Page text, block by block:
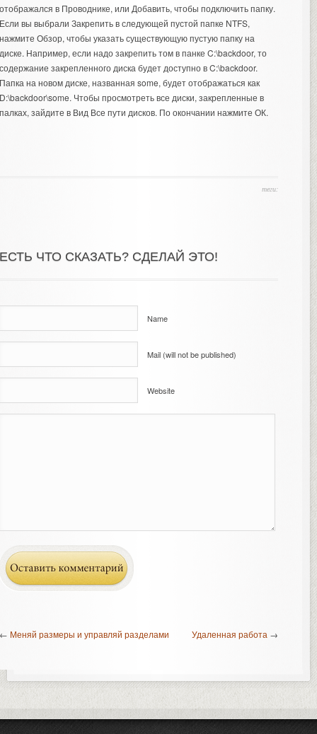
в Проводнике, или Добавить, чтобы подключить папку.
вы выбрали Закрепить в следующей пустой папке NTFS,
Обзор, чтобы указать существующую пустую папку на
Например, если надо закрепить том в панке C:\backdoor, то
закрепленного диска будет доступно в C:\backdoor.
на новом диске, названная some, будет отображаться как
Чтобы просмотреть все диски, закрепленные в
зайдите в Вид Все пути дисков. По окончании нажмите ОК.
теги:
ЧТО СКАЗАТЬ? СДЕЛАЙ ЭТО!
Name
Mail (will not be published)
Website
Меняй размеры и управляй разделами Удаленная работа →